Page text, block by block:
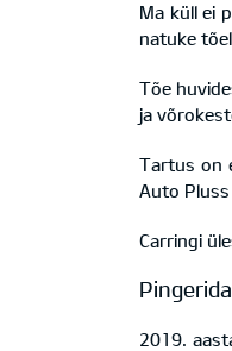
Ma küll ei
natuke
Tõe
ja
Tartus on
Auto
Carringi
2019.